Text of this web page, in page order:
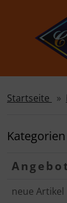
Springe
Springe
Springe
Startseite
Kategorien
neue Artikel